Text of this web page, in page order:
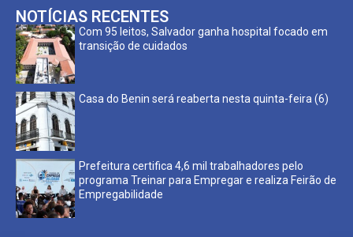
NOTÍCIAS RECENTES
Com 95 leitos, Salvador ganha hospital focado em
transição de cuidados
Casa do Benin será reaberta nesta quinta-feira (6)
Prefeitura certifica 4,6 mil trabalhadores pelo
programa Treinar para Empregar e realiza Feirão de
Empregabilidade